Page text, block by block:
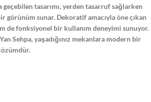
tasarımı, yerden tasarruf sağlarken
görünüm sunar. Dekoratif amacıyla öne çıkan
de fonksiyonel bir kullanım deneyimi sunuyor.
Sehpa, yaşadığınız mekanlara modern bir